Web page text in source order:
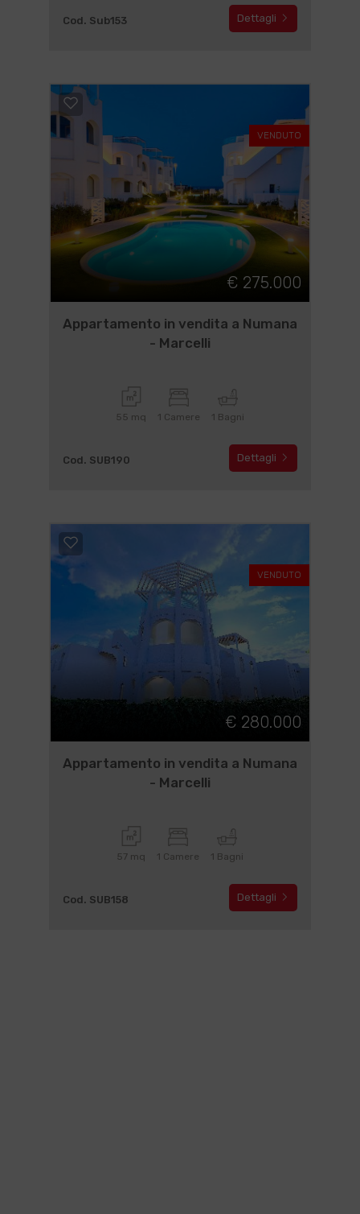
Cod. Sub153 Dettagli
VENDUTO
€ 275.000
Appartamento in vendita a Numana
- Marcelli
55 mq 1 Camere 1 Bagni
Cod. SUB190 Dettagli
VENDUTO
€ 280.000
Appartamento in vendita a Numana
- Marcelli
57 mq 1 Camere 1 Bagni
Cod. SUB158 Dettagli